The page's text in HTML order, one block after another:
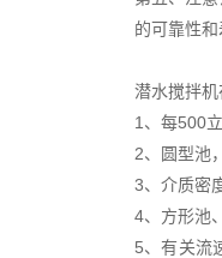
的可靠性
潜水搅拌
1、每500
2、圆型池
3、介质密
4、方形池
5、有关流